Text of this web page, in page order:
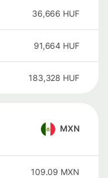
36,666 HUF
91,664 HUF
183,328 HUF
MXN
109.09 MXN